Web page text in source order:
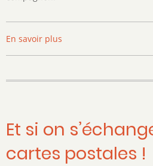
En savoir plus
Le
des
Et si on
cartes postales !